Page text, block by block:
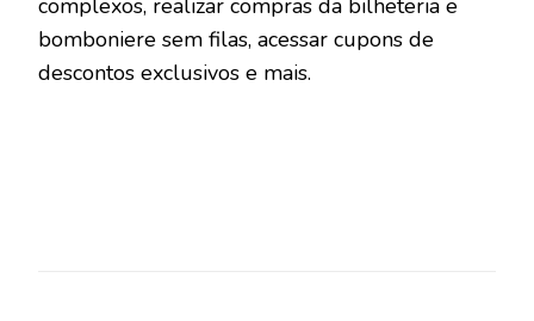
complexos, realizar compras da bilheteria e
bomboniere sem filas, acessar cupons de
descontos exclusivos e mais.